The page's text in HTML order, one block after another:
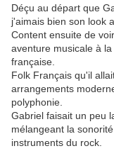
Déçu au départ que
j'aimais bien son look
Content ensuite de
aventure musicale à
française.
Folk Français qu'il
arrangements
polyphonie.
Gabriel faisait un peu
mélangeant la
instruments du rock.